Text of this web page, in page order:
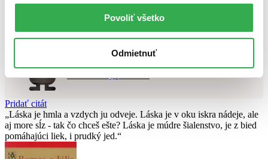
Povoliť všetko
Odmietnuť
Chcete poradiť knihu?
Pridať citát
Láska je hmla a vzdych ju odveje. Láska je v oku iskra nádeje, ale
aj more sĺz - tak čo chceš ešte? Láska je múdre šialenstvo, je z bied
pomáhajúci liek, i prudký jed.